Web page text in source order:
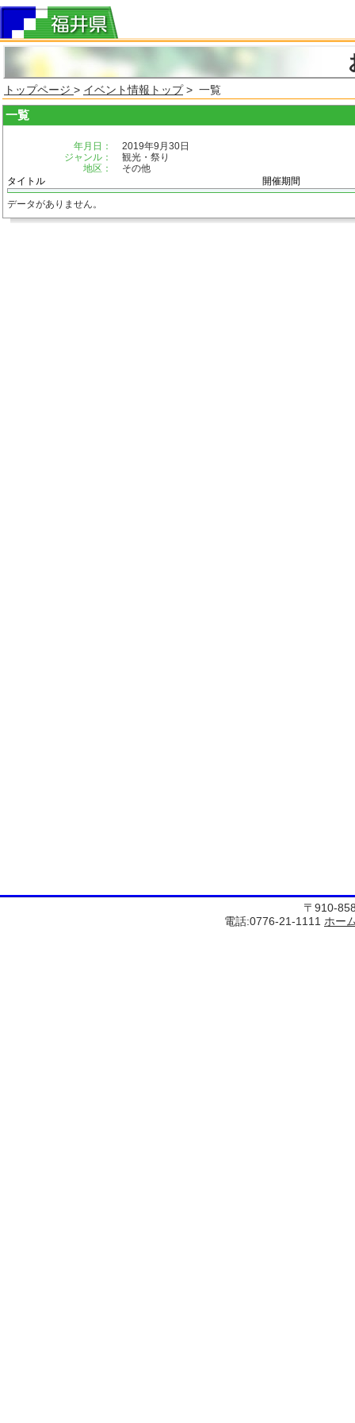
トップページ > イベント情報トップ> 一覧
一覧
年月日：
2019年9月30日
ジャンル：
観光・祭り
地区：
その他
タイトル
開催期間
データがありません。
〒910-
電話:0776-21-1111 ホー